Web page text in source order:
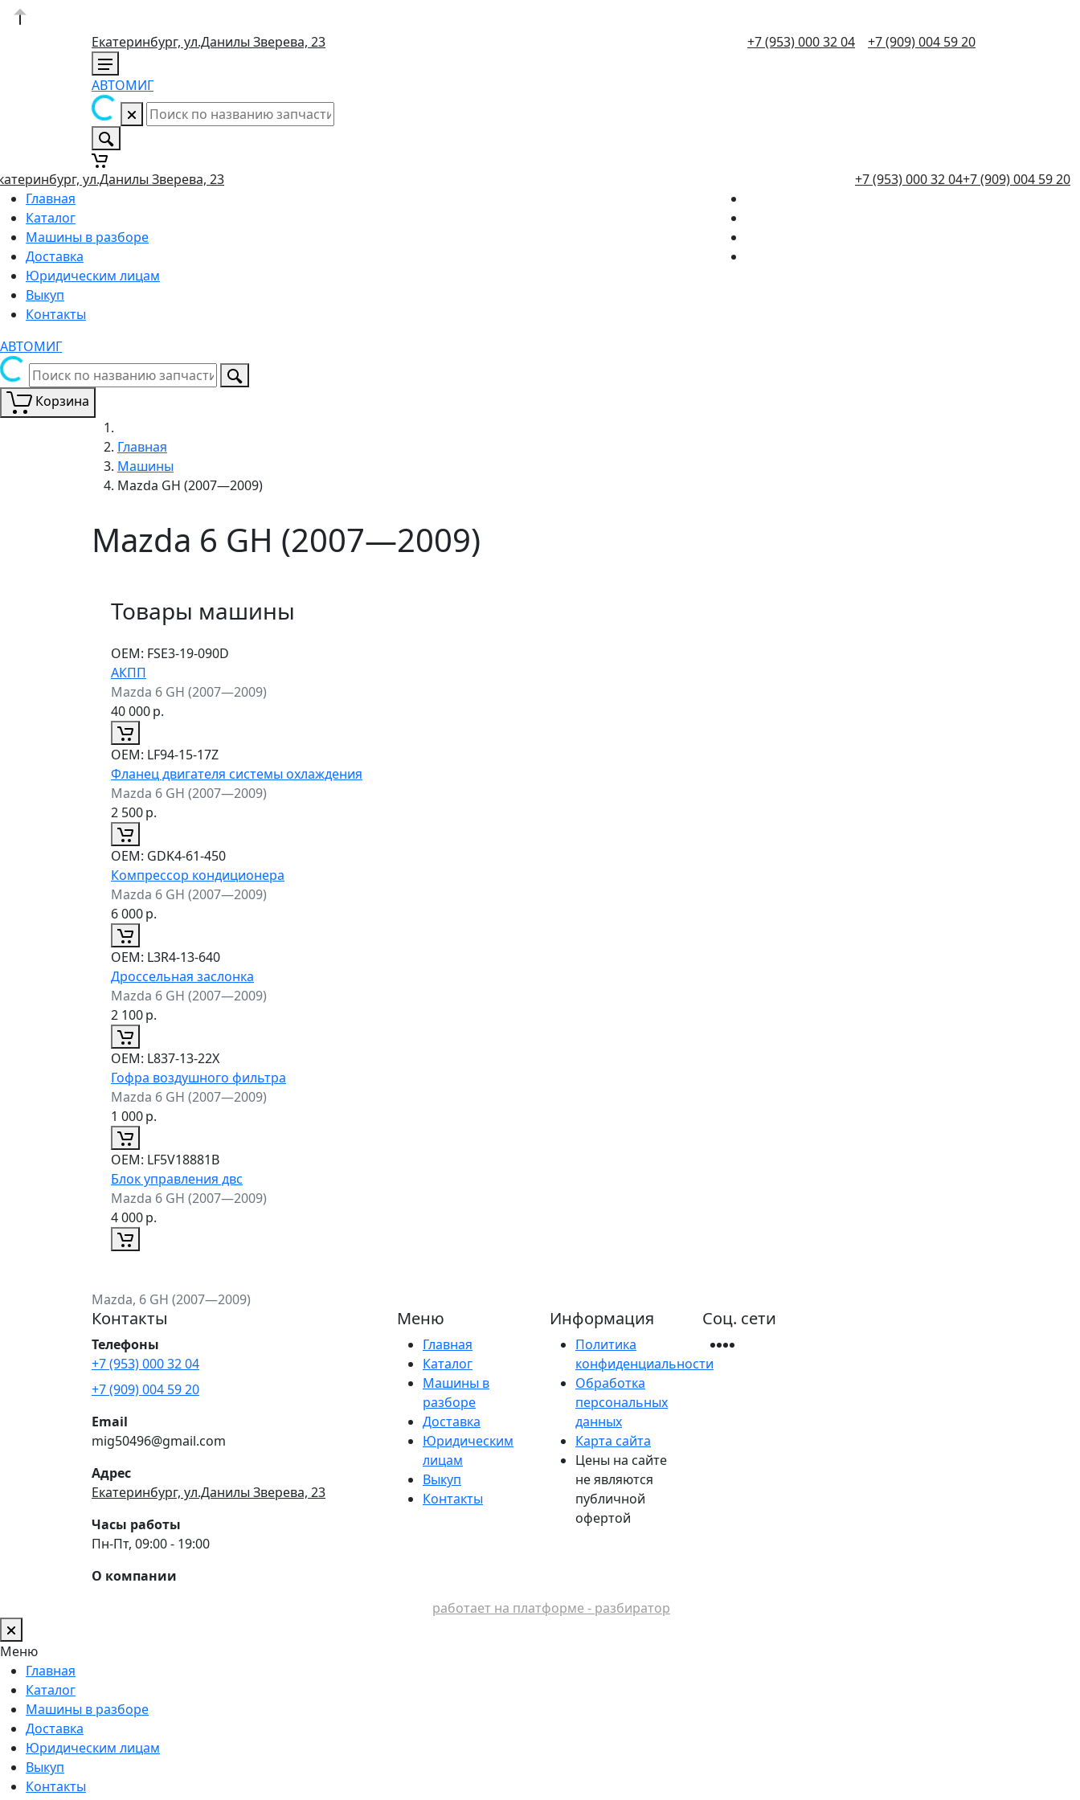
Екатеринбург, ул.Данилы Зверева, 23 +7 (953) 000 32 04 +7 (909) 004 59 20
АВТОМИГ
ул.Данилы Зверева, 23 +7 (953) 000 32 04+7 (909) 004 59 20
Главная
Каталог
Машины в разборе
Доставка
Юридическим лицам
Выкуп
Контакты
АВТОМИГ
Корзина
Главная
Машины
Mazda GH (2007—2009)
Mazda 6 GH (2007—2009)
Товары машины
ОЕМ: FSE3-19-090D
АКПП
Mazda 6 GH (2007—2009)
40 000р.
ОЕМ: LF94-15-17Z
Фланец двигателя системы охлаждения
Mazda 6 GH (2007—2009)
2 500р.
ОЕМ: GDK4-61-450
Компрессор кондиционера
Mazda 6 GH (2007—2009)
6 000р.
ОЕМ: L3R4-13-640
Дроссельная заслонка
Mazda 6 GH (2007—2009)
2 100р.
ОЕМ: L837-13-22X
Гофра воздушного фильтра
Mazda 6 GH (2007—2009)
1 000р.
ОЕМ: LF5V18881B
Блок управления двс
Mazda 6 GH (2007—2009)
4 000р.
Mazda, 6 GH (2007—2009)
Контакты
Телефоны
+7 (953) 000 32 04
+7 (909) 004 59 20
Email
mig50496@gmail.com
Адрес
Екатеринбург, ул.Данилы Зверева, 23
Часы работы
Пн-Пт, 09:00 - 19:00
О компании
Меню
Главная
Каталог
Машины в
разборе
Доставка
Юридическим
лицам
Выкуп
Контакты
Информация
Политика
конфиденциальности
Обработка
персональных
данных
Карта сайта
Цены на сайте
не являются
публичной
офертой
Соц. сети
работает на платформе - разбиратор
Меню
Главная
Каталог
Машины в разборе
Доставка
Юридическим лицам
Выкуп
Контакты